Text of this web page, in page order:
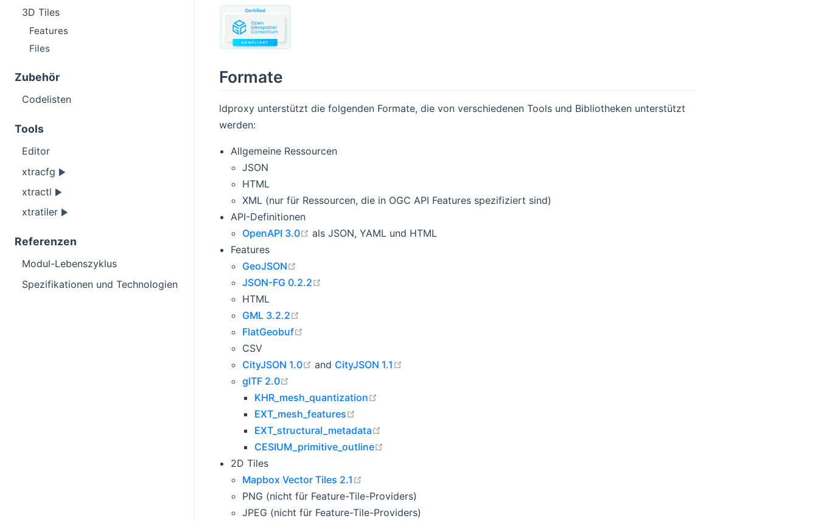
3D Tiles
Features
Files
Zubehör
Codelisten
Tools
Editor
xtracfg
xtractl
xtratiler
Referenzen
Modul-Lebenszyklus
Spezifikationen und Technologien
Formate
ldproxy unterstützt die folgenden Formate, die von verschiedenen Tools und Bibliotheken unterstützt
werden:
Allgemeine Ressourcen
JSON
HTML
XML (nur für Ressourcen, die in OGC API Features spezifiziert sind)
API-Definitionen
OpenAPI 3.0
open in new window
als JSON, YAML und HTML
Features
GeoJSON
JSON-FG 0.2.2
HTML
GML 3.2.2
FlatGeobuf
CSV
CityJSON 1.0
open in new window
and CityJSON 1.1
glTF 2.0
KHR_mesh_quantization
EXT_mesh_features
EXT_structural_metadata
CESIUM_primitive_outline
2D Tiles
Mapbox Vector Tiles 2.1
PNG (nicht für Feature-Tile-Providers)
JPEG (nicht für Feature-Tile-Providers)